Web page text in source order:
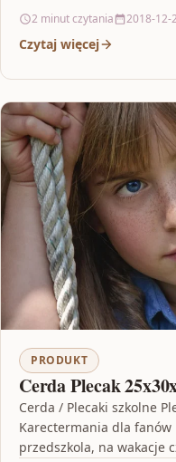
2 minut czytania 2018-12-
Czytaj więcej
PRODUKT
Cerda Plecak
Cerda / Plecaki szkolne
Karectermania dla
przedszkola, na wakacje